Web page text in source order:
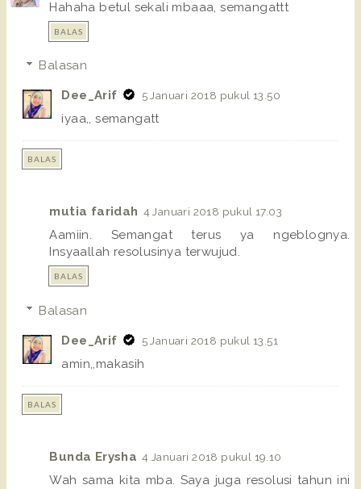
Hahaha betul sekali mbaaa, semangattt
BALAS
Balasan
Dee_Arif 5 Januari 2018 pukul 13.50
iyaa,, semangatt
BALAS
mutia faridah 4 Januari 2018 pukul 17.03
Aamiin. Semangat terus ya ngeblognya.
Insyaallah resolusinya terwujud.
BALAS
Balasan
Dee_Arif 5 Januari 2018 pukul 13.51
amin,,makasih
BALAS
Bunda Erysha 4 Januari 2018 pukul 19.10
Wah sama kita mba. Saya juga resolusi tahun ini